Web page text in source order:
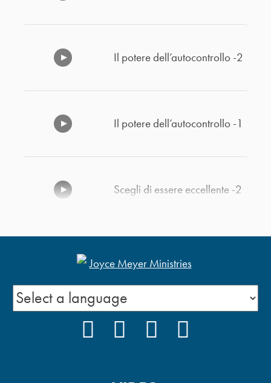
Il potere dell’autocontrollo -2
Il potere dell’autocontrollo -1
Scegli di essere eccellente -2
Scegli di essere eccellente -1
Cosa ne farai del resto della